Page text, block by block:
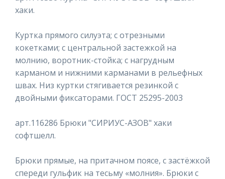
хаки.
Куртка прямого силуэта; с отрезными
кокетками; с центральной застежкой на
молнию, воротник-стойка; с нагрудным
карманом и нижними карманами в рельефных
швах. Низ куртки стягивается резинкой с
двойными фиксаторами. ГОСТ 25295-2003
арт.116286 Брюки "СИРИУС-АЗОВ" хаки
софтшелл.
Брюки прямые, на притачном поясе, с застёжкой
спереди гульфик на тесьму «молния». Брюки с